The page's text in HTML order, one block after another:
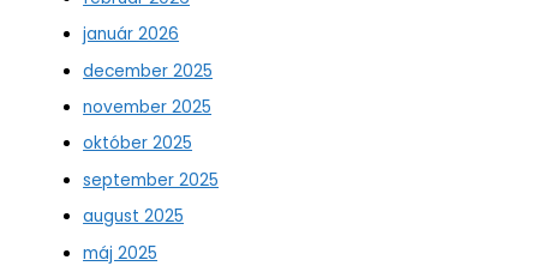
január 2026
december 2025
november 2025
október 2025
september 2025
august 2025
máj 2025